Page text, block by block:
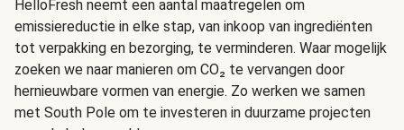
HelloFresh neemt een aantal maatregelen om
emissiereductie in elke stap, van inkoop van ingrediënten
tot verpakking en bezorging, te verminderen. Waar mogelijk
zoeken we naar manieren om CO₂ te vervangen door
hernieuwbare vormen van energie. Zo werken we samen
met South Pole om te investeren in duurzame projecten